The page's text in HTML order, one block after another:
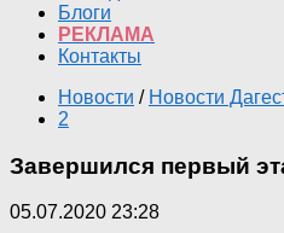
Блоги
РЕКЛАМА
Контакты
Новости / Новости
2
Завершился первый
05.07.2020 23:28